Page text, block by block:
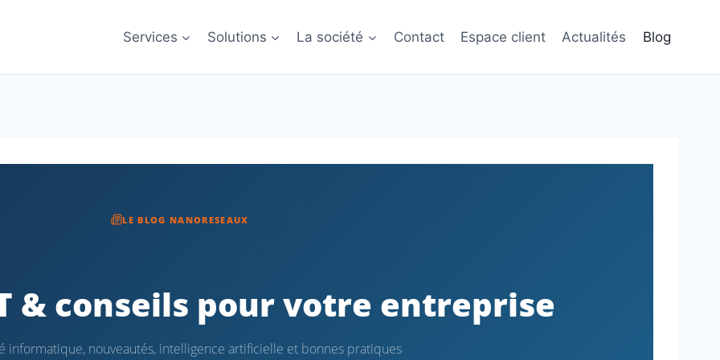
Services Solutions La société Contact Espace client Actualités Blog
LE BLOG NANORESEAUX
& conseils pour votre entreprise
informatique, nouveautés, intelligence artificielle et bonnes pratiques